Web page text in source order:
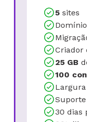
5 sites
Criador
25 GB
100
30 dias